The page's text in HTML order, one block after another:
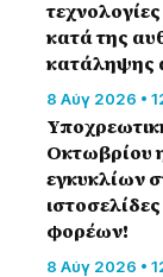
κατά της
κατάληψης
8 Αύγ 2026 •
Οκτωβρίου
εγκυκλίων
φορέων!
8 Αύγ 2026 •